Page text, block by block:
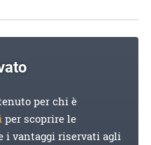
per chi è
per scoprire le
i vantaggi riservati agli